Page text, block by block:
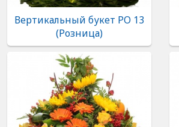
Вертикальный букет РО 13
(Розница)